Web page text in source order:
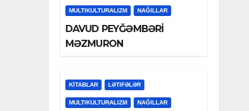
MULTIKULTURALIZM NAĞILLAR
DAVUD PEYĞƏMBƏRİ
MƏZMURON
KİTABLAR LƏTIFƏLƏR
MULTIKULTURALIZM NAĞILLAR